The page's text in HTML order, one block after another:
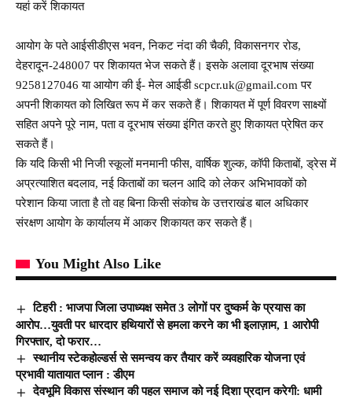
यहां करें शिकायत
आयोग के पते आईसीडीएस भवन, निकट नंदा की चैकी, विकासनगर रोड,
देहरादून-248007 पर शिकायत भेज सकते हैं। इसके अलावा दूरभाष संख्या
9258127046 या आयोग की ई- मेल आईडी scpcr.uk@gmail.com पर
अपनी शिकायत को लिखित रूप में कर सकते हैं। शिकायत में पूर्ण विवरण साक्ष्यों
सहित अपने पूरे नाम, पता व दूरभाष संख्या इंगित करते हुए शिकायत प्रेषित कर
सकते हैं।
कि यदि किसी भी निजी स्कूलों मनमानी फीस, वार्षिक शुल्क, कॉपी किताबों, ड्रेस में
अप्रत्याशित बदलाव, नई किताबों का चलन आदि को लेकर अभिभावकों को
परेशान किया जाता है तो वह बिना किसी संकोच के उत्तराखंड बाल अधिकार
संरक्षण आयोग के कार्यालय में आकर शिकायत कर सकते हैं।
You Might Also Like
टिहरी : भाजपा जिला उपाध्यक्ष समेत 3 लोगों पर दुष्कर्म के प्रयास का
आरोप…युवती पर धारदार हथियारों से हमला करने का भी इलाज़ाम, 1 आरोपी
गिरफ्तार, दो फरार…
स्थानीय स्टेकहोल्डर्स से समन्वय कर तैयार करें व्यवहारिक योजना एवं
प्रभावी यातायात प्लान : डीएम
देवभूमि विकास संस्थान की पहल समाज को नई दिशा प्रदान करेगी: धामी